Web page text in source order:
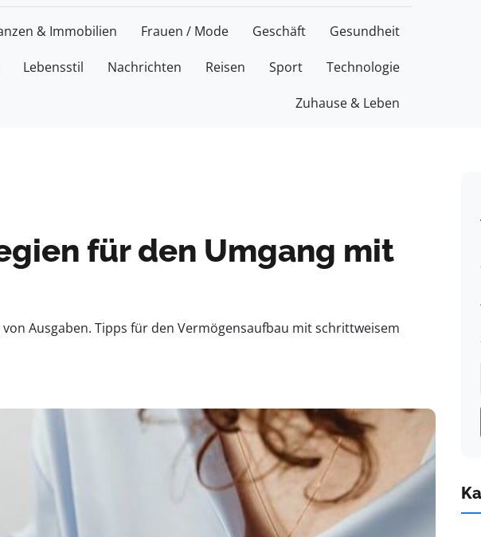
& Immobilien Frauen / Mode Geschäft Gesundheit
Lebensstil Nachrichten Reisen Sport Technologie
Zuhause & Leben
für den Umgang mit
Ausgaben. Tipps für den Vermögensaufbau mit schrittweisem